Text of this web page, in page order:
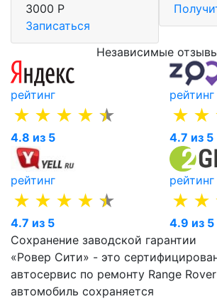
3000 Р
Записаться
Независимые
рейтинг
4.8 из 5
рейтинг
4.7 из 5
рейтинг
4.7 из 5
рейтинг
4.9 из 5
Сохранение заводской гарантии
«Ровер Сити» - это
автосервис по ремонту Range
автомобиль сохраняется